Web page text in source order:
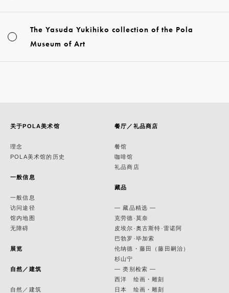
The Yasuda Yukihiko collection of the Pola
Museum of Art
关于POLA美术馆
理念
POLA美术馆的历史
一般信息
一般信息
访问途径
馆内地图
无障碍
展览
自然／建筑
自然／建筑
餐厅／礼品商店
餐馆
咖啡馆
礼品商店
藏品
— 藏品精选 —
克劳德·莫奈
皮埃尔·奥古斯特·雷诺阿
巴勃罗·毕加索
伦纳德・藤田（藤田嗣治）
杉山宁
— 类别检索 —
西洋 绘画・雕刻
日本 绘画・雕刻